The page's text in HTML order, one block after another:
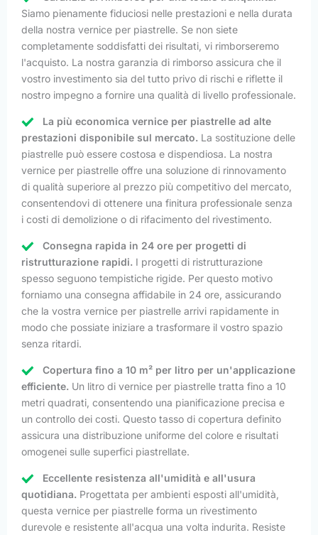
Siamo pienamente fiduciosi nelle prestazioni e nella durata
della nostra vernice per piastrelle. Se non siete
completamente soddisfatti dei risultati, vi rimborseremo
l'acquisto. La nostra garanzia di rimborso assicura che il
vostro investimento sia del tutto privo di rischi e riflette il
nostro impegno a fornire una qualità di livello professionale.
La più economica vernice per piastrelle ad alte
prestazioni disponibile sul mercato. La sostituzione delle
piastrelle può essere costosa e dispendiosa. La nostra
vernice per piastrelle offre una soluzione di rinnovamento
di qualità superiore al prezzo più competitivo del mercato,
consentendovi di ottenere una finitura professionale senza
i costi di demolizione o di rifacimento del rivestimento.
Consegna rapida in 24 ore per progetti di
ristrutturazione rapidi. I progetti di ristrutturazione
spesso seguono tempistiche rigide. Per questo motivo
forniamo una consegna affidabile in 24 ore, assicurando
che la vostra vernice per piastrelle arrivi rapidamente in
modo che possiate iniziare a trasformare il vostro spazio
senza ritardi.
Copertura fino a 10 m² per litro per un'applicazione
efficiente. Un litro di vernice per piastrelle tratta fino a 10
metri quadrati, consentendo una pianificazione precisa e
un controllo dei costi. Questo tasso di copertura definito
assicura una distribuzione uniforme del colore e risultati
omogenei sulle superfici piastrellate.
Eccellente resistenza all'umidità e all'usura
quotidiana. Progettata per ambienti esposti all'umidità,
questa vernice per piastrelle forma un rivestimento
durevole e resistente all'acqua una volta indurita. Resiste